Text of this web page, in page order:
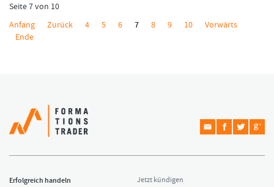
Seite 7 von 10
Anfang
Zurück 4 5 6 7 8 9 10
Vorwärts
Ende
Erfolgreich handeln
Jetzt kündigen